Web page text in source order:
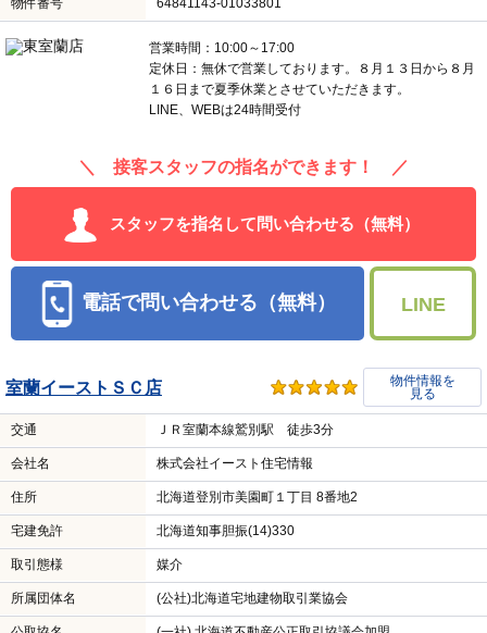
営業時間：10:00～17:00
定休日：無休で営業しております。８月１３日から８月
１６日まで夏季休業とさせていただきます。
LINE、WEBは24時間受付
＼ 接客スタッフの指名ができます！ ／
スタッフを指名して問い合わせる（無料）
電話で問い合わせる（無料） LINE
室蘭イーストＳＣ店
物件情報を
見る
交通 ＪＲ室蘭本線鷲別駅 徒歩3分
会社名 株式会社イースト住宅情報
住所 北海道登別市美園町１丁目 8番地2
宅建免許 北海道知事胆振(14)330
取引態様 媒介
所属団体名 (公社)北海道宅地建物取引業協会